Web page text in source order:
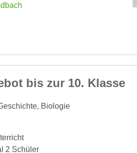
bis zur 10. Klasse
Biologie
2 Schüler